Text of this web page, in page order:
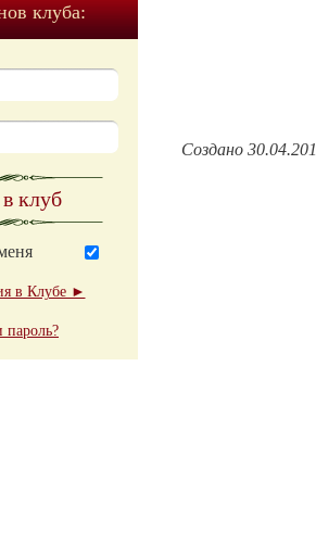
клуба:
клуб
в Клубе ►
пароль?
Создано